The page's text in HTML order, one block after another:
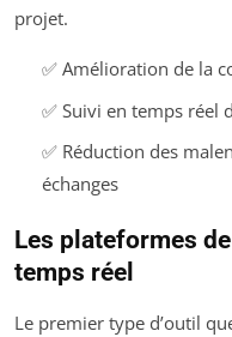
projet.
✅ Amélioration de la
✅ Suivi en temps réel
✅ Réduction des
échanges
Les plateformes
temps réel
Le premier type d’outil